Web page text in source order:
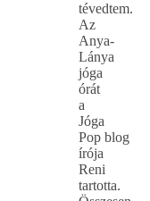
tévedtem.
Az
Anya-
Lánya
jóga
órát
a
Jóga
Pop blog
írója
Reni
tartotta.